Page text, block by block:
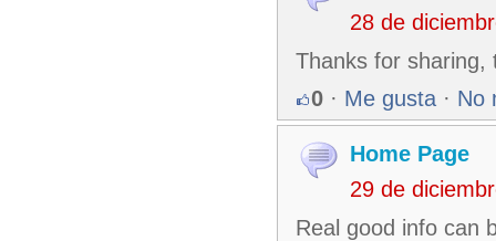
28 de
Thanks for sharing,
0 · Me gusta · No
Home Page
29 de
Real good info can